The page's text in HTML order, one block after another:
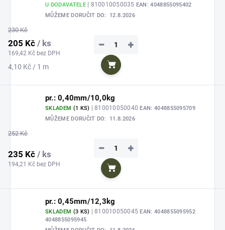
U DODAVATELE | 810010050035 EAN: 4048855095402
MŮŽEME DORUČIT DO:
12.8.2026
230 Kč
205 Kč / ks
169,42 Kč bez DPH
Měrná
4,10 Kč / 1 m
+
−
Do košíku
pr.: 0,40mm/10,0kg
SKLADEM (1 KS) | 810010050040EAN: 4048855095709
MŮŽEME DORUČIT DO:
11.8.2026
252 Kč
235 Kč / ks
194,21 Kč bez DPH
+
−
Do košíku
pr.: 0,45mm/12,3kg
SKLADEM (3 KS) | 810010050045EAN: 4048855095952
4048855095945